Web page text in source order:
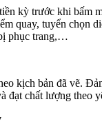
kỳ trước khi bấm
quay, tuyển chọn
phục trang,…
kịch bản đã vẽ.
đạt chất lượng theo